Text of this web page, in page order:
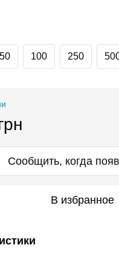
50 100 250
Сообщить, когда
В избранное